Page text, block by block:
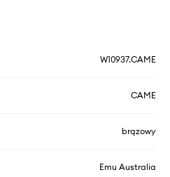
W10937.CAME
CAME
brązowy
Emu Australia